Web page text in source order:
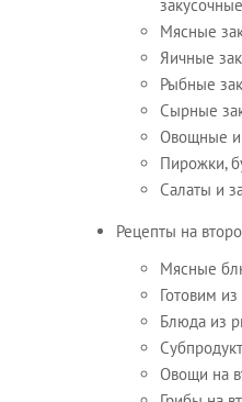
Мясные
Яичные
Рыбные
Сырные
Овощные и
Пирожки,
Салаты и
Рецепты на
Мясные
Готовим
Блюда из
Овощи на